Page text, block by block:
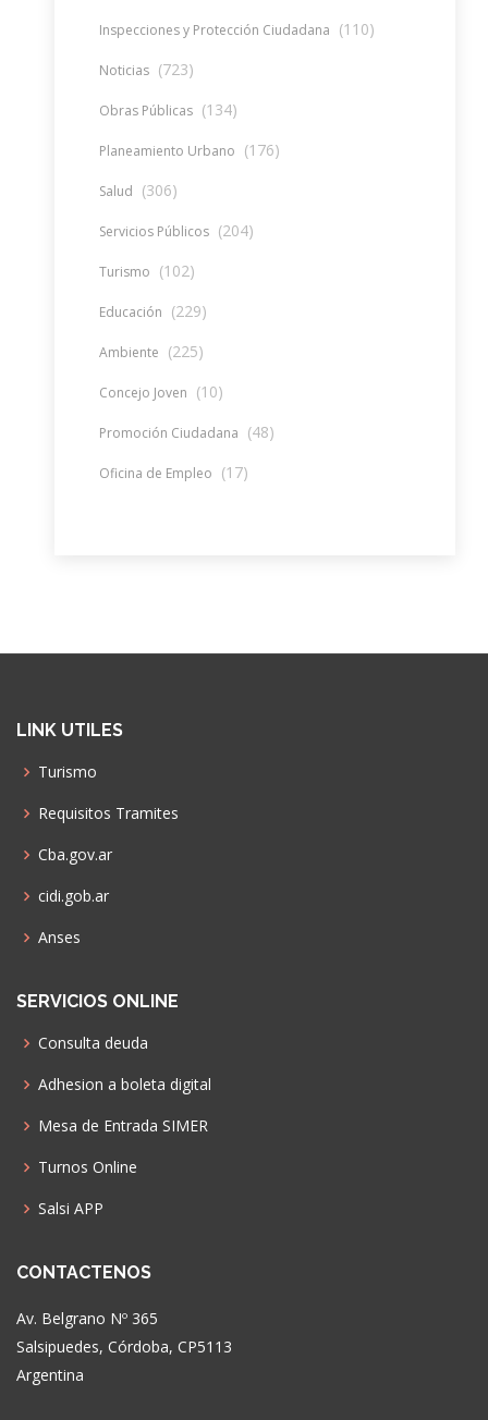
Inspecciones y Protección Ciudadana (110)
Noticias (723)
Obras Públicas (134)
Planeamiento Urbano (176)
Salud (306)
Servicios Públicos (204)
Turismo (102)
Educación (229)
Ambiente (225)
Concejo Joven (10)
Promoción Ciudadana (48)
Oficina de Empleo (17)
LINK UTILES
Turismo
Requisitos Tramites
Cba.gov.ar
cidi.gob.ar
Anses
SERVICIOS ONLINE
Consulta deuda
Adhesion a boleta digital
Mesa de Entrada SIMER
Turnos Online
Salsi APP
CONTACTENOS
Av. Belgrano Nº 365
Salsipuedes, Córdoba, CP5113
Argentina